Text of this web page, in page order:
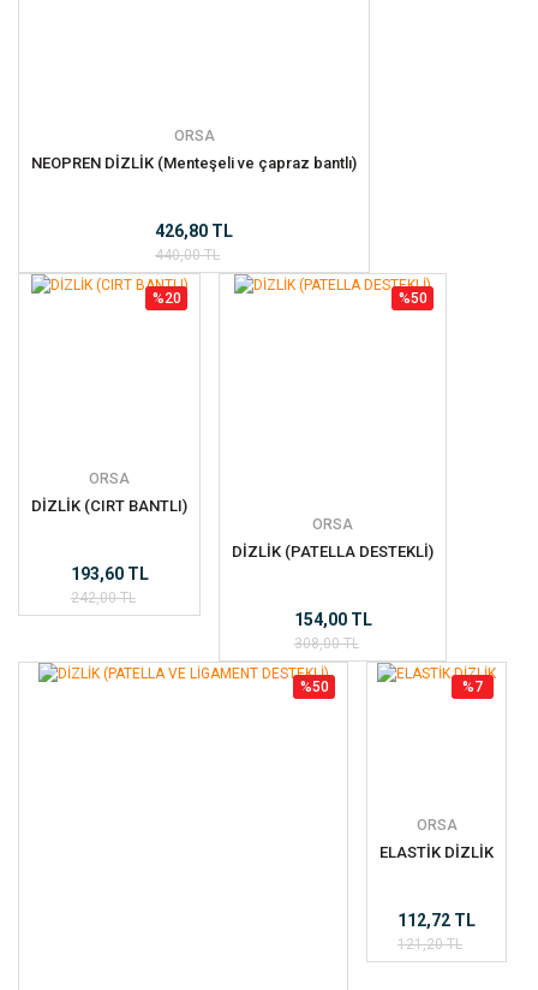
ORSA
NEOPREN DİZLİK (Menteşeli ve çapraz bantlı)
426,80 TL
440,00 TL
ORSA
DİZLİK (CIRT BANTLI)
%20
193,60 TL
242,00 TL
ORSA
DİZLİK (PATELLA DESTEKLİ)
%50
154,00 TL
308,00 TL
%50
ORSA
ELASTİK DİZLİK
%7
112,72 TL
121,20 TL